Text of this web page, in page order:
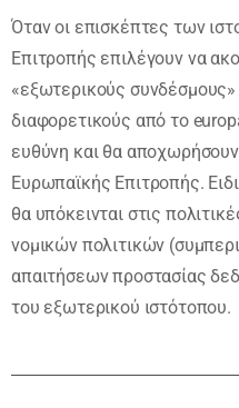
Όταν οι επισκέπτες των
Επιτροπής επιλέγουν να
«εξωτερικούς
διαφορετικούς από το
ευθύνη και θα
Ευρωπαϊκής Επιτροπής.
θα υπόκεινται στις
νοµικών πολιτικών
απαιτήσεων προστασίας
του εξωτερικού ιστότοπου.